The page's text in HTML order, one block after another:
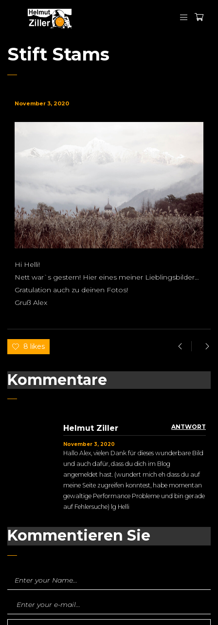
Stift Stams
November 3, 2020
Hi Helli!
Nett war`s gestern! Hier eines meiner Lieblingsbilder…
Gratulation auch zu deinen Fotos!
Gruß Alex
8 likes
Kommentare
ANTWORT
Helmut Ziller
November 3, 2020
Hallo Alex, vielen Dank für dieses wunderbare Bild
und auch dafür, dass du dich im Blog
angemeldet hast. (wundert mich eh dass du auf
meine Seite zugreifen konntest, habe momentan
gewaltige Performance Probleme und bin gerade
auf Fehlersuche) lg Helli
Kommentieren Sie